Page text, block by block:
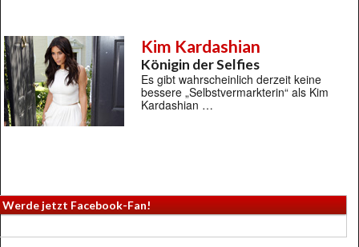
Kim Kardashian
Königin der Selfies
Es gibt wahrscheinlich derzeit keine
bessere „Selbstvermarkterin“ als Kim
Kardashian …
Werde jetzt Facebook-Fan!